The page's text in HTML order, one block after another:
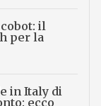
il
per la
in Italy di
ecco